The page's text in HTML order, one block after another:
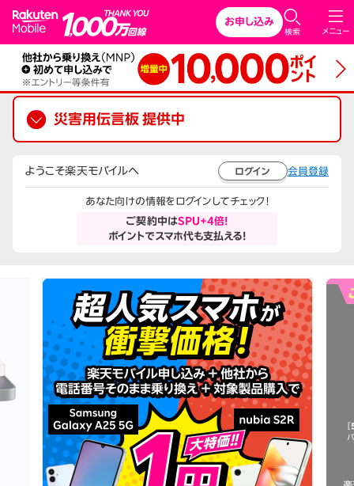
Rakuten Mobile メニュー
検索
お申し込み
災害用伝言板 提供中
ようこそ楽天モバイルへ ログイン 会員登録
あなた向けの情報をログインしてチェック！
ご契約中はSPU+4倍!
ポイントでスマホ代も支払える!